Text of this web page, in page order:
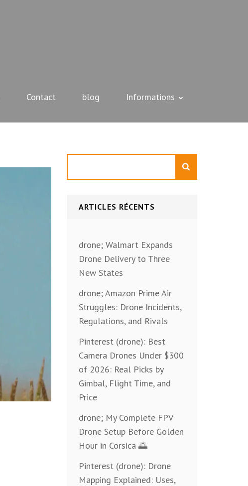
Contact blog Informations
ARTICLES RÉCENTS
drone; Walmart Expands
Drone Delivery to Three
New States
drone; Amazon Prime Air
Struggles: Drone Incidents,
Regulations, and Rivals
Pinterest (drone): Best
Camera Drones Under $300
of 2026: Real Picks by
Gimbal, Flight Time, and
Price
drone; My Complete FPV
Drone Setup Before Golden
Hour in Corsica 🌅
Pinterest (drone): Drone
Mapping Explained: Uses,